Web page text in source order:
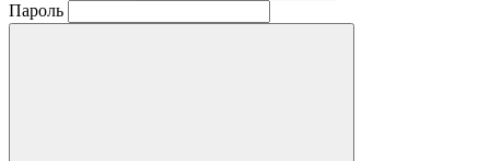
Пароль